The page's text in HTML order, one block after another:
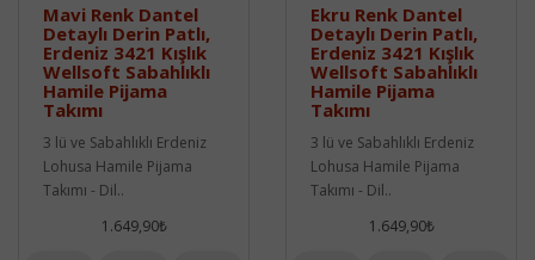
Mavi Renk Dantel
Detaylı Derin Patlı,
Erdeniz 3421 Kışlık
Wellsoft Sabahlıklı
Hamile Pijama
Takımı
3 lü ve Sabahlıklı Erdeniz
Lohusa Hamile Pijama
Takımı - Dil..
1.649,90₺
Ekru Renk Dantel
Detaylı Derin Patlı,
Erdeniz 3421 Kışlık
Wellsoft Sabahlıklı
Hamile Pijama
Takımı
3 lü ve Sabahlıklı Erdeniz
Lohusa Hamile Pijama
Takımı - Dil..
1.649,90₺